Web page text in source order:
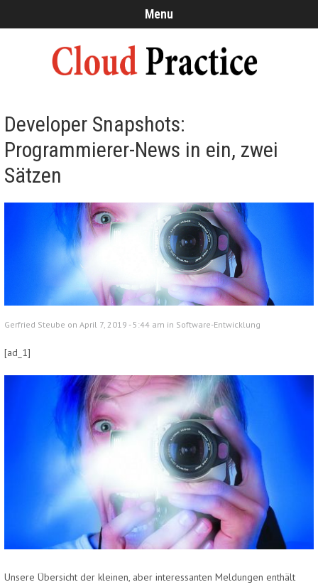
Menu
Developer Snapshots:
Programmierer-News in ein, zwei
Sätzen
Gerfried Steube on April 7, 2019 - 5:44 am in Software-Entwicklung
[ad_1]
Unsere Übersicht der kleinen, aber interessanten Meldungen enthält